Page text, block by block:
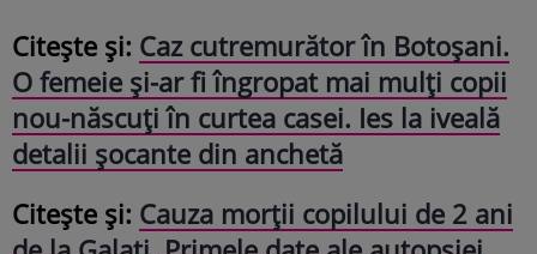
Citește și: Caz cutremurător în Botoșani.
O femeie și-ar fi îngropat mai mulți copii
nou-născuți în curtea casei. Ies la iveală
detalii șocante din anchetă
Citește și: Cauza morții copilului de 2 ani